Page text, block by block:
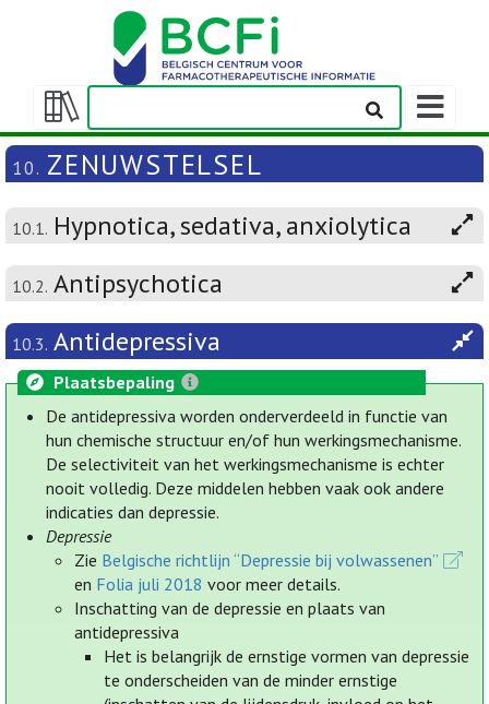
Weergeven/verbergen
inhoudstafel
10. ZENUWSTELSEL
10.1. Hypnotica, sedativa, anxiolytica
10.2. Antipsychotica
10.3. Antidepressiva
Plaatsbepaling
De antidepressiva worden onderverdeeld in functie van
hun chemische structuur en/of hun werkingsmechanisme.
De selectiviteit van het werkingsmechanisme is echter
nooit volledig. Deze middelen hebben vaak ook andere
indicaties dan depressie.
Depressie
Zie Belgische richtlijn “Depressie bij volwassenen”
en Folia juli 2018 voor meer details.
Inschatting van de depressie en plaats van
antidepressiva
Het is belangrijk de ernstige vormen van depressie
te onderscheiden van de minder ernstige